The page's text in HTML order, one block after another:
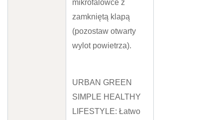
mikrofalówce z
zamkniętą klapą
(pozostaw otwarty
wylot powietrza).
URBAN GREEN
SIMPLE HEALTHY
LIFESTYLE: Łatwo